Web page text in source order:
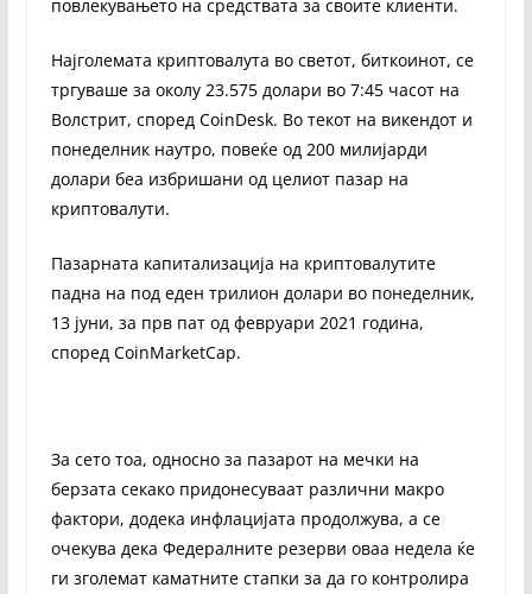
повлекувањето на средствата за своите клиенти.
Најголемата криптовалута во светот, биткоинот, се
тргуваше за околу 23.575 долари во 7:45 часот на
Волстрит, според CoinDesk. Во текот на викендот и
понеделник наутро, повеќе од 200 милијарди
долари беа избришани од целиот пазар на
криптовалути.
Пазарната капитализација на криптовалутите
падна на под еден трилион долари во понеделник,
13 јуни, за прв пат од февруари 2021 година,
според CoinMarketCap.
За сето тоа, односно за пазарот на мечки на
берзата секако придонесуваат различни макро
фактори, додека инфлацијата продолжува, а се
очекува дека Федералните резерви оваа недела ќе
ги зголемат каматните стапки за да го контролира